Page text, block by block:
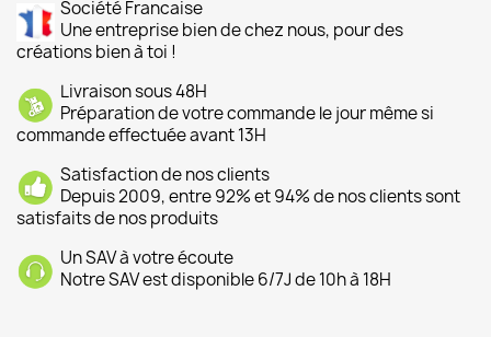
Société Francaise
Une entreprise bien de chez nous, pour des
créations bien à toi !
Livraison sous 48H
Préparation de votre commande le jour même si
commande effectuée avant 13H
Satisfaction de nos clients
Depuis 2009, entre 92% et 94% de nos clients sont
satisfaits de nos produits
Un SAV à votre écoute
Notre SAV est disponible 6/7J de 10h à 18H